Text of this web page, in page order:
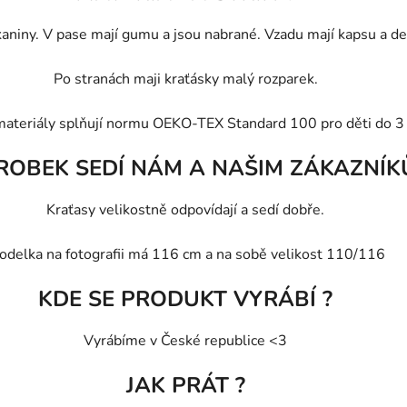
V pase mají gumu a jsou nabrané. Vzadu mají kapsu a
Po stranách maji kraťásky malý rozparek.
splňují normu OEKO-TEX Standard 100 pro děti do
SEDÍ NÁM A NAŠIM
Kraťasy velikostně odpovídají a sedí dobře.
na fotografii má 116 cm a na sobě velikost 110/116
KDE SE PRODUKT VYRÁBÍ ?
Vyrábíme v České republice <3
JAK PRÁT ?